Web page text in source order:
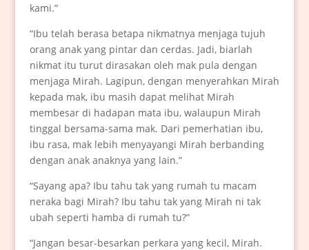
kami.”
“Ibu telah berasa betapa nikmatnya menjaga tujuh
orang anak yang pintar dan cerdas. Jadi, biarlah
nikmat itu turut dirasakan oleh mak pula dengan
menjaga Mirah. Lagipun, dengan menyerahkan Mirah
kepada mak, ibu masih dapat melihat Mirah
membesar di hadapan mata ibu, walaupun Mirah
tinggal bersama-sama mak. Dari pemerhatian ibu,
ibu rasa, mak lebih menyayangi Mirah berbanding
dengan anak anaknya yang lain.”
“Sayang apa? Ibu tahu tak yang rumah tu macam
neraka bagi Mirah? Ibu tahu tak yang Mirah ni tak
ubah seperti hamba di rumah tu?”
“Jangan besar-besarkan perkara yang kecil, Mirah.